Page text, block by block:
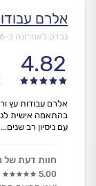
אלרם
נבדק לאחרונה ב-
4.82
אלרם עבודות עץ
בהתאמה אישית
עם ניסיון רב שנים...
חוות דעת של
5.00